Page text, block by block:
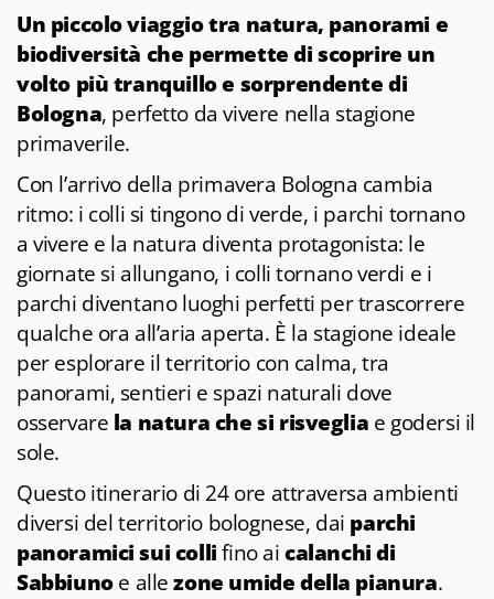
Un piccolo viaggio tra natura, panorami e
biodiversità che permette di scoprire un
volto più tranquillo e sorprendente di
Bologna, perfetto da vivere nella stagione
primaverile.
Con l’arrivo della primavera Bologna cambia
ritmo: i colli si tingono di verde, i parchi tornano
a vivere e la natura diventa protagonista: le
giornate si allungano, i colli tornano verdi e i
parchi diventano luoghi perfetti per trascorrere
qualche ora all’aria aperta. È la stagione ideale
per esplorare il territorio con calma, tra
panorami, sentieri e spazi naturali dove
osservare la natura che si risveglia e godersi il
sole.
Questo itinerario di 24 ore attraversa ambienti
diversi del territorio bolognese, dai parchi
panoramici sui collifino aicalanchi di
Sabbiunoe allezone umide della pianura.